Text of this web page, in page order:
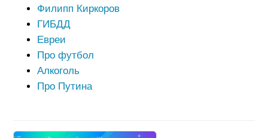
Филипп Киркоров
ГИБДД
Евреи
Про футбол
Алкоголь
Про Путина